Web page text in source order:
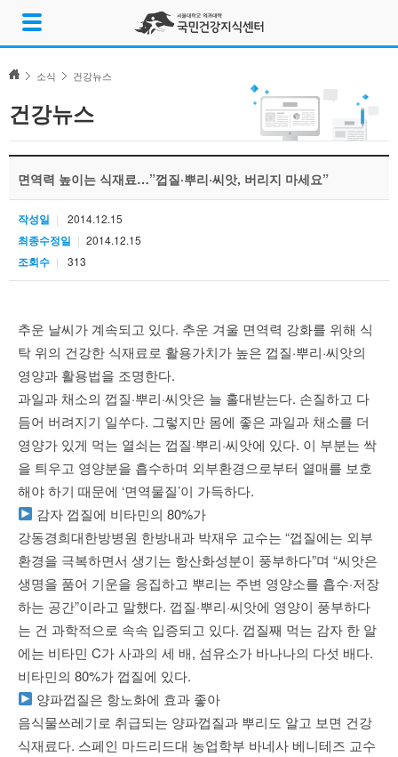
content
메
기
소식 건강뉴스
건강뉴스
면역력 높이는 식재료…”껍질·뿌리·씨앗, 버리지 마세요”
작성일 2014.12.15
최종수정일 2014.12.15
조회수 313
추운 날씨가 계속되고 있다. 추운 겨울 면역력 강화를 위해 식
탁 위의 건강한 식재료로 활용가치가 높은 껍질·뿌리·씨앗의
영양과 활용법을 조명한다.
과일과 채소의 껍질·뿌리·씨앗은 늘 홀대받는다. 손질하고 다
듬어 버려지기 일쑤다. 그렇지만 몸에 좋은 과일과 채소를 더
영양가 있게 먹는 열쇠는 껍질·뿌리·씨앗에 있다. 이 부분는 싹
을 틔우고 영양분을 흡수하며 외부환경으로부터 열매를 보호
해야 하기 때문에 ‘면역물질’이 가득하다.
감자 껍질에 비타민의 80%가
강동경희대한방병원 한방내과 박재우 교수는 “껍질에는 외부
환경을 극복하면서 생기는 항산화성분이 풍부하다”며 “씨앗은
생명을 품어 기운을 응집하고 뿌리는 주변 영양소를 흡수·저장
하는 공간”이라고 말했다. 껍질·뿌리·씨앗에 영양이 풍부하다
는 건 과학적으로 속속 입증되고 있다. 껍질째 먹는 감자 한 알
에는 비타민 C가 사과의 세 배, 섬유소가 바나나의 다섯 배다.
비타민의 80%가 껍질에 있다.
양파껍질은 항노화에 효과 좋아
음식물쓰레기로 취급되는 양파껍질과 뿌리도 알고 보면 건강
식재료다. 스페인 마드리드대 농업학부 바네사 베니테즈 교수